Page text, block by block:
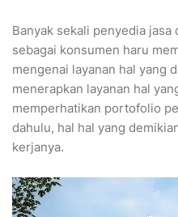
Banyak sekali penyedia jasa
sebagai konsumen haru
mengenai layanan hal yang
menerapkan layanan hal
memperhatikan portofolio
dahulu, hal hal yang
kerjanya.